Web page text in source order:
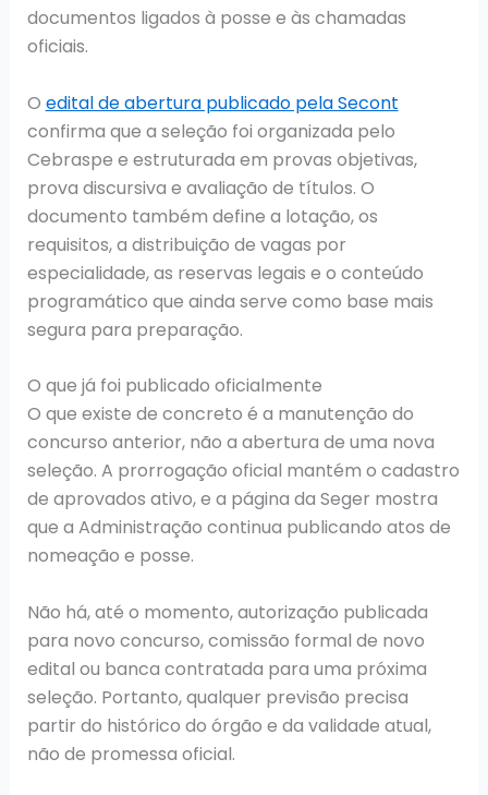
documentos ligados à posse e às chamadas
oficiais.
O edital de abertura publicado pela Secont
confirma que a seleção foi organizada pelo
Cebraspe e estruturada em provas objetivas,
prova discursiva e avaliação de títulos. O
documento também define a lotação, os
requisitos, a distribuição de vagas por
especialidade, as reservas legais e o conteúdo
programático que ainda serve como base mais
segura para preparação.
O que já foi publicado oficialmente
O que existe de concreto é a manutenção do
concurso anterior, não a abertura de uma nova
seleção. A prorrogação oficial mantém o cadastro
de aprovados ativo, e a página da Seger mostra
que a Administração continua publicando atos de
nomeação e posse.
Não há, até o momento, autorização publicada
para novo concurso, comissão formal de novo
edital ou banca contratada para uma próxima
seleção. Portanto, qualquer previsão precisa
partir do histórico do órgão e da validade atual,
não de promessa oficial.